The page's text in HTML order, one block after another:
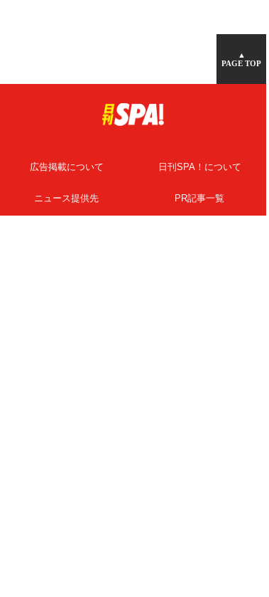
▲
PAGE TOP
広告掲載について 日刊SPA！について
ニュース提供先 PR記事一覧